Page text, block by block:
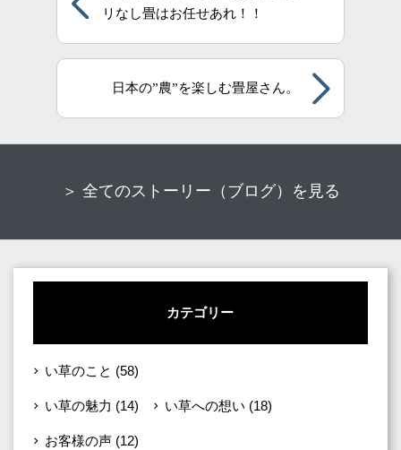
リなし畳はお任せあれ！！
日本の”農”を楽しむ畳屋さん。
＞ 全てのストーリー（ブログ）を見る
カテゴリー
い草のこと (58)
い草の魅力 (14) い草への想い (18)
お客様の声 (12)